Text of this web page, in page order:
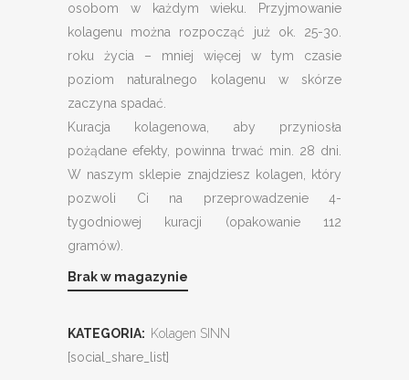
osobom w każdym wieku. Przyjmowanie
kolagenu można rozpocząć już ok. 25-30.
roku życia – mniej więcej w tym czasie
poziom naturalnego kolagenu w skórze
zaczyna spadać.
Kuracja kolagenowa, aby przyniosła
pożądane efekty, powinna trwać min. 28 dni.
W naszym sklepie znajdziesz kolagen, który
pozwoli Ci na przeprowadzenie 4-
tygodniowej kuracji (opakowanie 112
gramów).
Brak w magazynie
KATEGORIA: Kolagen SINN
[social_share_list]